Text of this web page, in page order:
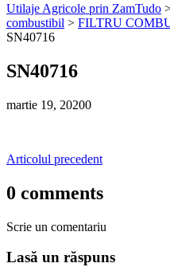
Utilaje Agricole prin ZamTudo
combustibil > FILTRU
SN40716
SN40716
martie 19, 20200
Articolul precedent
0 comments
Scrie un comentariu
Lasă un răspuns